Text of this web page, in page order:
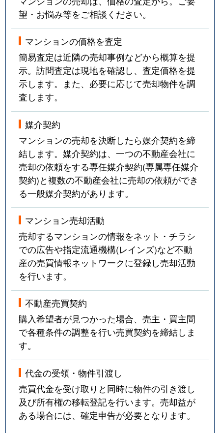
望・お悩み等をご相談ください。
マンションの価格を査定
簡易査定は近隣の売却事例などから概算を提
示。訪問査定は現地を確認し、査定価格を提
示します。また、必要に応じて売却物件を調
査します。
媒介契約
マンションの売却を決断したら媒介契約を締
結します。媒介契約は、一つの不動産会社に
売却の依頼をする専任媒介契約(専属専任媒介
契約)と複数の不動産会社に売却の依頼ができ
る一般媒介契約があります。
マンション売却活動
売却するマンションの情報をネット・チラシ
での広告や指定流通機構(レインズ)など不動
産の売買情報ネットワークに登録し売却活動
を行います。
不動産売買契約
購入希望者が見つかった場合、売主・買主間
で各種条件の調整を行い売買契約を締結しま
す。
代金の受領・物件引渡し
売買代金を受け取りと同時に物件の引き渡し
及び所有権の移転登記を行います。売却益が
ある場合には、確定申告が必要となります。